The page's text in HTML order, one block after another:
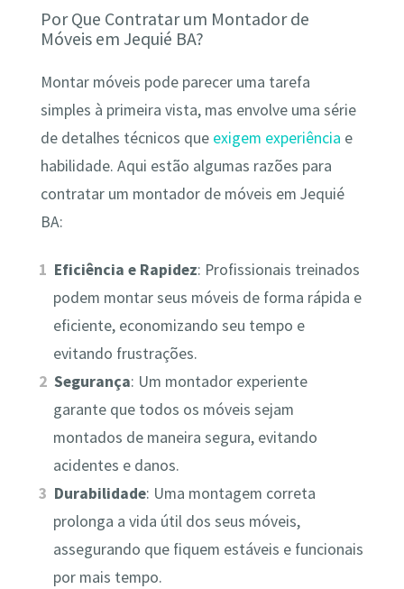
Por Que Contratar um Montador de
Móveis em Jequié BA?
Montar móveis pode parecer uma tarefa
simples à primeira vista, mas envolve uma série
de detalhes técnicos que exigem experiência e
habilidade. Aqui estão algumas razões para
contratar um montador de móveis em Jequié
BA:
Eficiência e Rapidez: Profissionais treinados
podem montar seus móveis de forma rápida e
eficiente, economizando seu tempo e
evitando frustrações.
Segurança: Um montador experiente
garante que todos os móveis sejam
montados de maneira segura, evitando
acidentes e danos.
Durabilidade: Uma montagem correta
prolonga a vida útil dos seus móveis,
assegurando que fiquem estáveis e funcionais
por mais tempo.